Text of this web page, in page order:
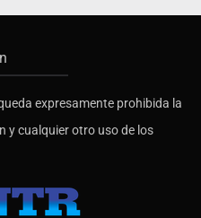
expresamente prohibida la
y cualquier otro uso de los